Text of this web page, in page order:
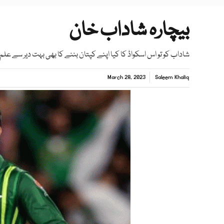
بیچارہ شاداب خان
شاداب کو تو اس اسکواڈ کا کیا اپنے کپتان بننے کا بھی بہت دیر سے
Saleem Khaliq
March 28, 2023